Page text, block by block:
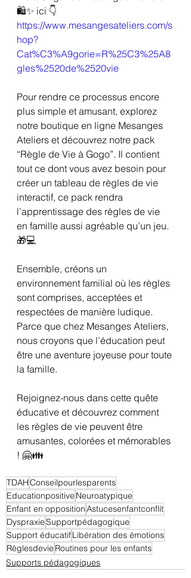
🛍️✨ ici 👇
https://www.mesangesateliers.com/s
hop?
Cat%C3%A9gorie=R%25C3%25A8
gles%2520de%2520vie
Pour rendre ce processus encore
plus simple et amusant, explorez
notre boutique en ligne Mesanges
Ateliers et découvrez notre pack
“Règle de Vie à Gogo”. Il contient
tout ce dont vous avez besoin pour
créer un tableau de règles de vie
interactif, ce pack rendra
l’apprentissage des règles de vie
en famille aussi agréable qu’un jeu.
🎁💻
Ensemble, créons un
environnement familial où les règles
sont comprises, acceptées et
respectées de manière ludique.
Parce que chez Mesanges Ateliers,
nous croyons que l’éducation peut
être une aventure joyeuse pour toute
la famille.
Rejoignez-nous dans cette quête
éducative et découvrez comment
les règles de vie peuvent être
amusantes, colorées et mémorables
! 🤗👪
TDAHConseilpourlesparents
Educationpositive Neuroatypique
Enfant en oppositionAstucesenfantconflit
DyspraxieSupportpédagogique
Support éducatifLibération des émotions
Règlesdevie Routines pour les enfants
Supports pédagogiques